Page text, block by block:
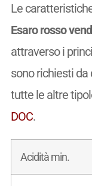
Le
Esaro rosso
attraverso i
sono richiesti
tutte le altre
DOC.
Acidità min.